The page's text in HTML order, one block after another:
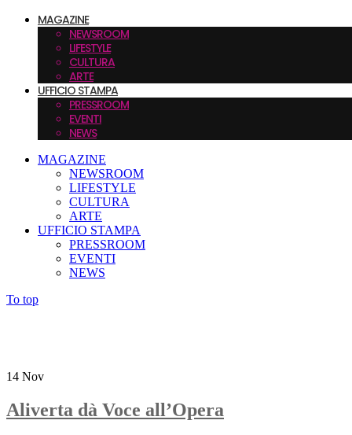
MAGAZINE
NEWSROOM
LIFESTYLE
CULTURA
ARTE
UFFICIO STAMPA
PRESSROOM
EVENTI
NEWS
MAGAZINE
NEWSROOM
LIFESTYLE
CULTURA
ARTE
UFFICIO STAMPA
PRESSROOM
EVENTI
NEWS
To top
14 Nov
Aliverta dà Voce all’Opera